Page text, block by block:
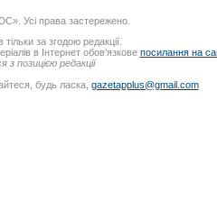
Усі права застережено.
за згодою редакції.
в Інтернет обов’язкове посилання на
позицією редакції
будь ласка, gazetapplus@gmail.com